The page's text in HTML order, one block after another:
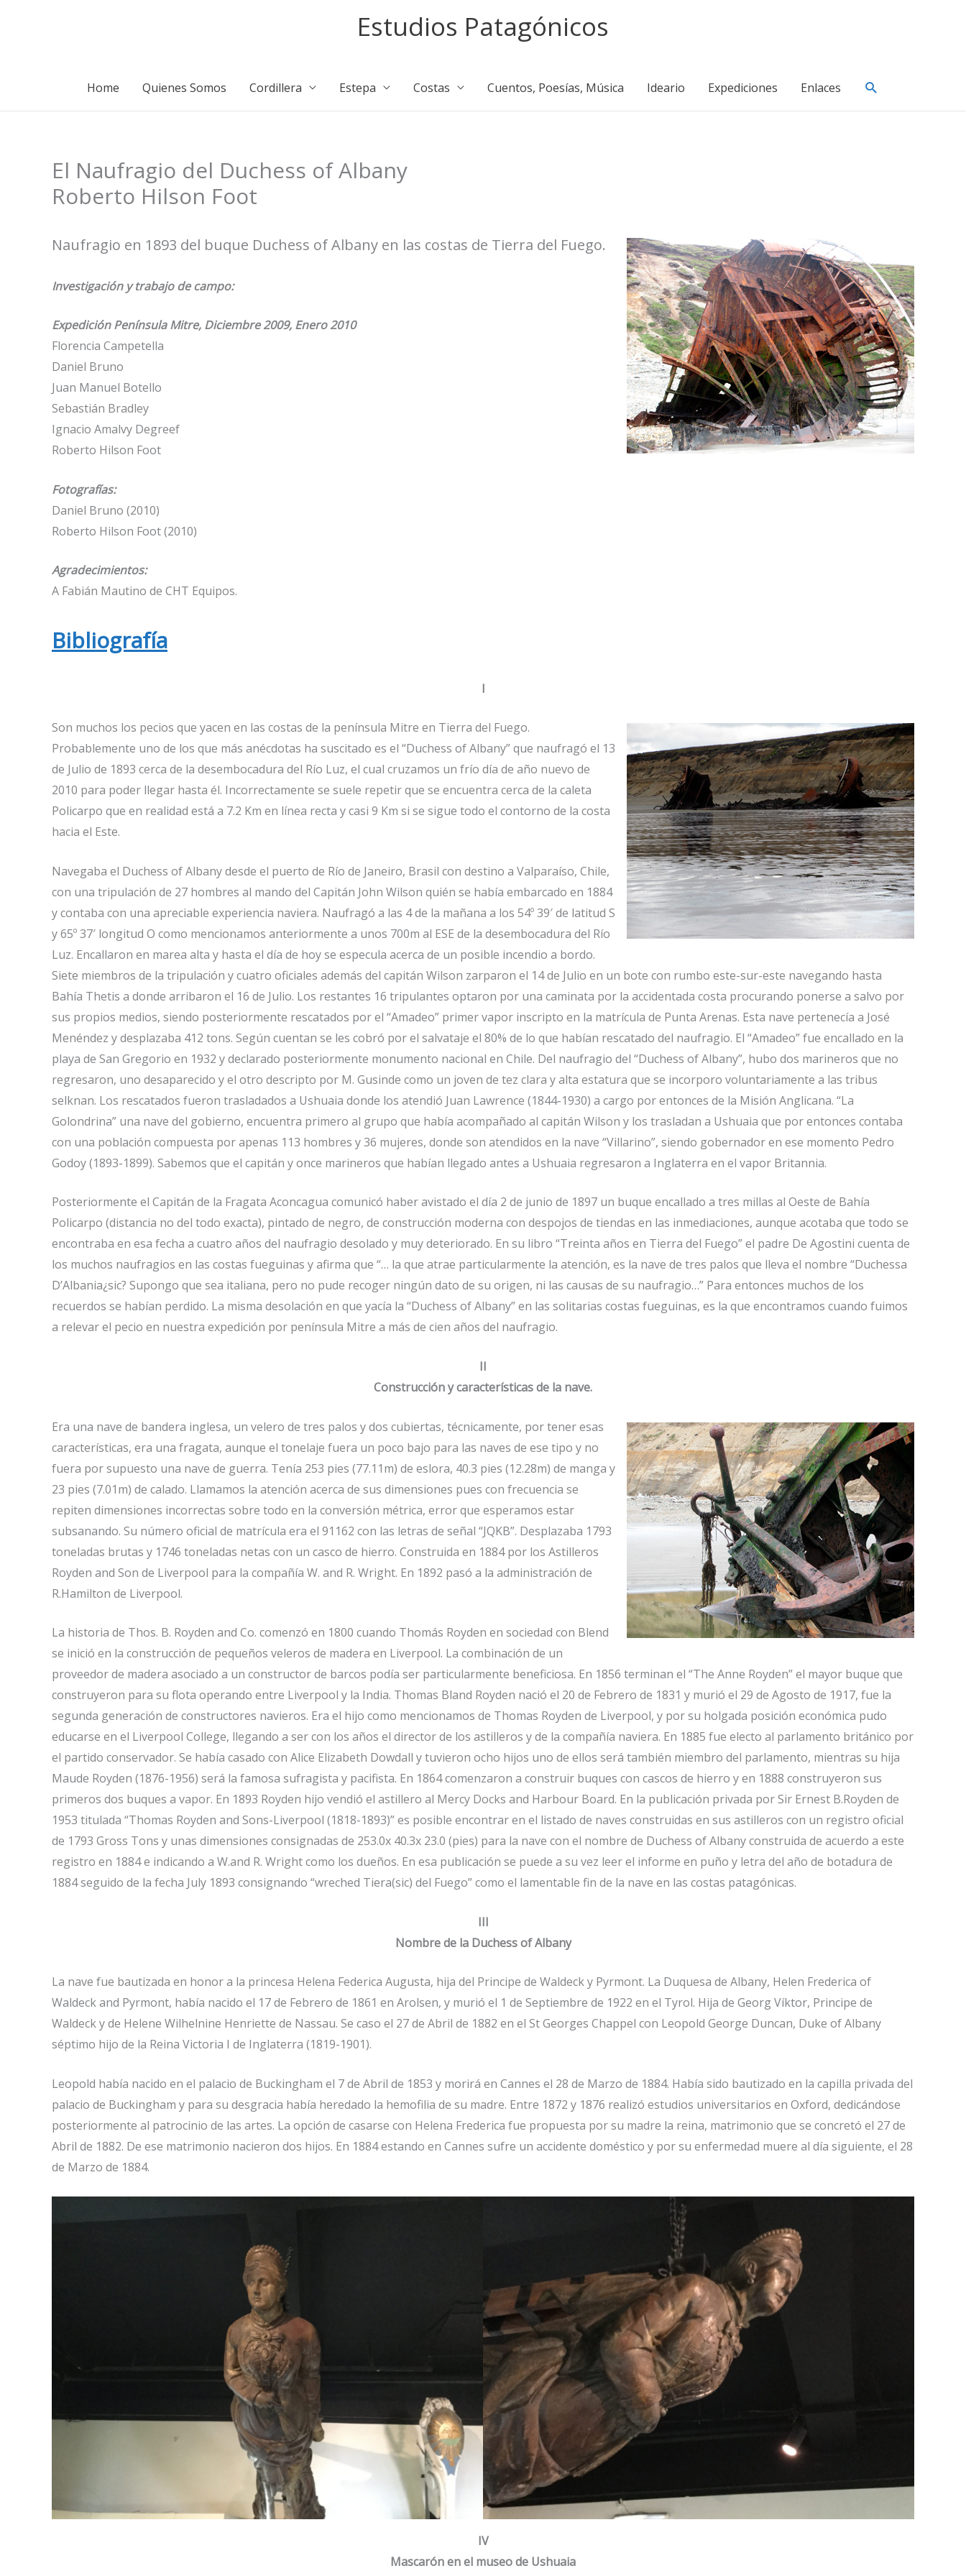
Estudios Patagónicos
Home Quienes Somos Cordillera Estepa Costas Cuentos, Poesías, Música Ideario Expediciones Enlaces Buscar
El Naufragio del Duchess of Albany
Roberto Hilson Foot
Naufragio en 1893 del buque Duchess of Albany en las costas de Tierra del Fuego.
Investigación y trabajo de campo:
Expedición Península Mitre, Diciembre 2009, Enero 2010
Florencia Campetella
Daniel Bruno
Juan Manuel Botello
Sebastián Bradley
Ignacio Amalvy Degreef
Roberto Hilson Foot
Fotografías:
Daniel Bruno (2010)
Roberto Hilson Foot (2010)
Agradecimientos:
A Fabián Mautino de CHT Equipos.
Bibliografía
I
Son muchos los pecios que yacen en las costas de la península Mitre en Tierra del Fuego.
Probablemente uno de los que más anécdotas ha suscitado es el “Duchess of Albany” que naufragó el 13
de Julio de 1893 cerca de la desembocadura del Río Luz, el cual cruzamos un frío día de año nuevo de
2010 para poder llegar hasta él. Incorrectamente se suele repetir que se encuentra cerca de la caleta
Policarpo que en realidad está a 7.2 Km en línea recta y casi 9 Km si se sigue todo el contorno de la costa
hacia el Este.
Navegaba el Duchess of Albany desde el puerto de Río de Janeiro, Brasil con destino a Valparaíso, Chile,
con una tripulación de 27 hombres al mando del Capitán John Wilson quién se había embarcado en 1884
y contaba con una apreciable experiencia naviera. Naufragó a las 4 de la mañana a los 54º 39′ de latitud S
y 65º 37′ longitud O como mencionamos anteriormente a unos 700m al ESE de la desembocadura del Río
Luz. Encallaron en marea alta y hasta el día de hoy se especula acerca de un posible incendio a bordo.
Siete miembros de la tripulación y cuatro oficiales además del capitán Wilson zarparon el 14 de Julio en un bote con rumbo este-sur-este navegando hasta
Bahía Thetis a donde arribaron el 16 de Julio. Los restantes 16 tripulantes optaron por una caminata por la accidentada costa procurando ponerse a salvo por
sus propios medios, siendo posteriormente rescatados por el “Amadeo” primer vapor inscripto en la matrícula de Punta Arenas. Esta nave pertenecía a José
Menéndez y desplazaba 412 tons. Según cuentan se les cobró por el salvataje el 80% de lo que habían rescatado del naufragio. El “Amadeo” fue encallado en la
playa de San Gregorio en 1932 y declarado posteriormente monumento nacional en Chile. Del naufragio del “Duchess of Albany”, hubo dos marineros que no
regresaron, uno desaparecido y el otro descripto por M. Gusinde como un joven de tez clara y alta estatura que se incorporo voluntariamente a las tribus
selknan. Los rescatados fueron trasladados a Ushuaia donde los atendió Juan Lawrence (1844-1930) a cargo por entonces de la Misión Anglicana. “La
Golondrina” una nave del gobierno, encuentra primero al grupo que había acompañado al capitán Wilson y los trasladan a Ushuaia que por entonces contaba
con una población compuesta por apenas 113 hombres y 36 mujeres, donde son atendidos en la nave “Villarino”, siendo gobernador en ese momento Pedro
Godoy (1893-1899). Sabemos que el capitán y once marineros que habían llegado antes a Ushuaia regresaron a Inglaterra en el vapor Britannia.
Posteriormente el Capitán de la Fragata Aconcagua comunicó haber avistado el día 2 de junio de 1897 un buque encallado a tres millas al Oeste de Bahía
Policarpo (distancia no del todo exacta), pintado de negro, de construcción moderna con despojos de tiendas en las inmediaciones, aunque acotaba que todo se
encontraba en esa fecha a cuatro años del naufragio desolado y muy deteriorado. En su libro “Treinta años en Tierra del Fuego” el padre De Agostini cuenta de
los muchos naufragios en las costas fueguinas y afirma que “… la que atrae particularmente la atención, es la nave de tres palos que lleva el nombre “Duchessa
D’Albania¿sic? Supongo que sea italiana, pero no pude recoger ningún dato de su origen, ni las causas de su naufragio…” Para entonces muchos de los
recuerdos se habían perdido. La misma desolación en que yacía la “Duchess of Albany” en las solitarias costas fueguinas, es la que encontramos cuando fuimos
a relevar el pecio en nuestra expedición por península Mitre a más de cien años del naufragio.
II
Construcción y características de la nave.
Era una nave de bandera inglesa, un velero de tres palos y dos cubiertas, técnicamente, por tener esas
características, era una fragata, aunque el tonelaje fuera un poco bajo para las naves de ese tipo y no
fuera por supuesto una nave de guerra. Tenía 253 pies (77.11m) de eslora, 40.3 pies (12.28m) de manga y
23 pies (7.01m) de calado. Llamamos la atención acerca de sus dimensiones pues con frecuencia se
repiten dimensiones incorrectas sobre todo en la conversión métrica, error que esperamos estar
subsanando. Su número oficial de matrícula era el 91162 con las letras de señal “JQKB”. Desplazaba 1793
toneladas brutas y 1746 toneladas netas con un casco de hierro. Construida en 1884 por los Astilleros
Royden and Son de Liverpool para la compañía W. and R. Wright. En 1892 pasó a la administración de
R.Hamilton de Liverpool.
La historia de Thos. B. Royden and Co. comenzó en 1800 cuando Thomás Royden en sociedad con Blend
se inició en la construcción de pequeños veleros de madera en Liverpool. La combinación de un
proveedor de madera asociado a un constructor de barcos podía ser particularmente beneficiosa. En 1856 terminan el “The Anne Royden” el mayor buque que
construyeron para su flota operando entre Liverpool y la India. Thomas Bland Royden nació el 20 de Febrero de 1831 y murió el 29 de Agosto de 1917, fue la
segunda generación de constructores navieros. Era el hijo como mencionamos de Thomas Royden de Liverpool, y por su holgada posición económica pudo
educarse en el Liverpool College, llegando a ser con los años el director de los astilleros y de la compañía naviera. En 1885 fue electo al parlamento británico por
el partido conservador. Se había casado con Alice Elizabeth Dowdall y tuvieron ocho hijos uno de ellos será también miembro del parlamento, mientras su hija
Maude Royden (1876-1956) será la famosa sufragista y pacifista. En 1864 comenzaron a construir buques con cascos de hierro y en 1888 construyeron sus
primeros dos buques a vapor. En 1893 Royden hijo vendió el astillero al Mercy Docks and Harbour Board. En la publicación privada por Sir Ernest B.Royden de
1953 titulada “Thomas Royden and Sons-Liverpool (1818-1893)” es posible encontrar en el listado de naves construidas en sus astilleros con un registro oficial
de 1793 Gross Tons y unas dimensiones consignadas de 253.0x 40.3x 23.0 (pies) para la nave con el nombre de Duchess of Albany construida de acuerdo a este
registro en 1884 e indicando a W.and R. Wright como los dueños. En esa publicación se puede a su vez leer el informe en puño y letra del año de botadura de
1884 seguido de la fecha July 1893 consignando “wreched Tiera(sic) del Fuego” como el lamentable fin de la nave en las costas patagónicas.
III
Nombre de la Duchess of Albany
La nave fue bautizada en honor a la princesa Helena Federica Augusta, hija del Principe de Waldeck y Pyrmont. La Duquesa de Albany, Helen Frederica of
Waldeck and Pyrmont, había nacido el 17 de Febrero de 1861 en Arolsen, y murió el 1 de Septiembre de 1922 en el Tyrol. Hija de Georg Víktor, Principe de
Waldeck y de Helene Wilhelnine Henriette de Nassau. Se caso el 27 de Abril de 1882 en el St Georges Chappel con Leopold George Duncan, Duke of Albany
séptimo hijo de la Reina Victoria I de Inglaterra (1819-1901).
Leopold había nacido en el palacio de Buckingham el 7 de Abril de 1853 y morirá en Cannes el 28 de Marzo de 1884. Había sido bautizado en la capilla privada del
palacio de Buckingham y para su desgracia había heredado la hemofilia de su madre. Entre 1872 y 1876 realizó estudios universitarios en Oxford, dedicándose
posteriormente al patrocinio de las artes. La opción de casarse con Helena Frederica fue propuesta por su madre la reina, matrimonio que se concretó el 27 de
Abril de 1882. De ese matrimonio nacieron dos hijos. En 1884 estando en Cannes sufre un accidente doméstico y por su enfermedad muere al día siguiente, el 28
de Marzo de 1884.
IV
Mascarón en el museo de Ushuaia